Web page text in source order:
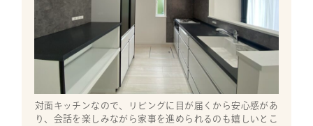
対面キッチンなので、リビングに目が届くから安心感があ
り、会話を楽しみながら家事を進められるのも嬉しいとこ